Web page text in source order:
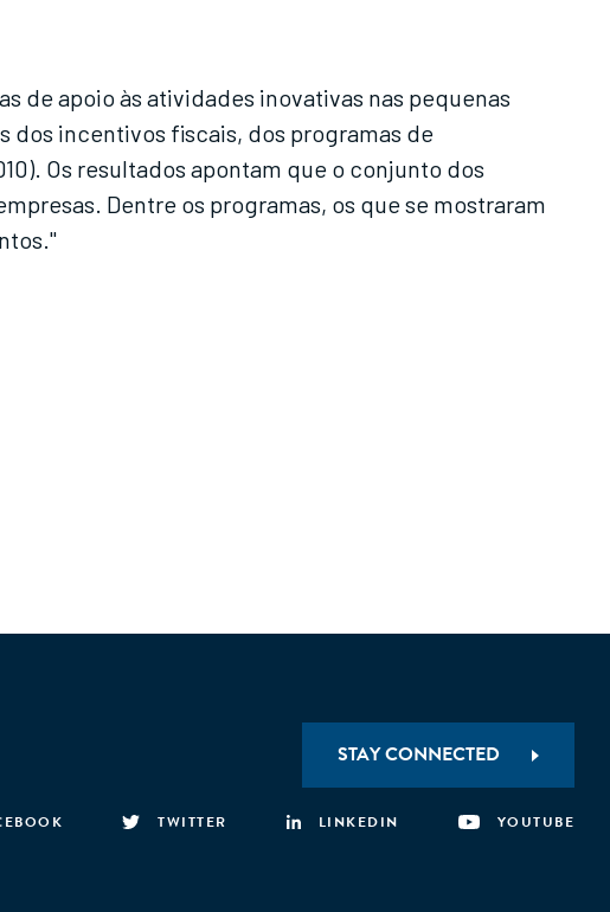
de apoio às atividades inovativas nas pequenas
dos incentivos fiscais, dos programas de
Os resultados apontam que o conjunto dos
Dentre os programas, os que se mostraram
STAY CONNECTED
TWITTER LINKEDIN YOUTUBE